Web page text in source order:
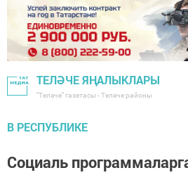
ТЕЛӘЧЕ ЯҢАЛЫКЛАРЫ
"Теләче" газетасы - Теләче районы
В РЕСПУБЛИКЕ
Социаль